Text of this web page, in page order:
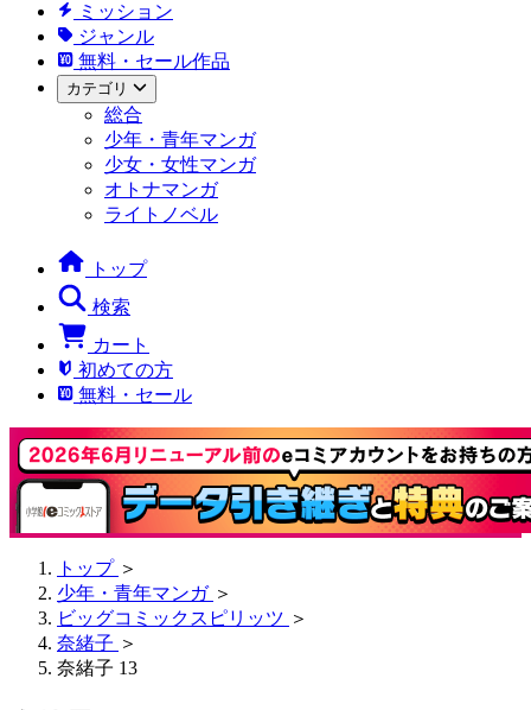
ミッション
ジャンル
無料・セール作品
カテゴリ
総合
少年・青年マンガ
少女・女性マンガ
オトナマンガ
ライトノベル
トップ
検索
カート
初めての方
無料・セール
トップ ＞
少年・青年マンガ ＞
ビッグコミックスピリッツ ＞
奈緒子 ＞
奈緒子 13